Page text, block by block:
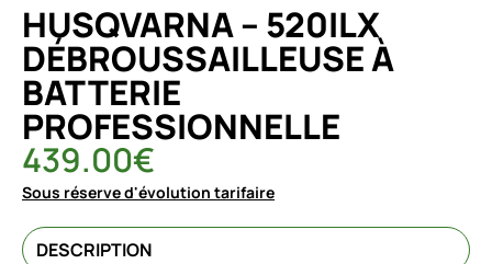
HUSQVARNA – 520ILX
DÉBROUSSAILLEUSE À
BATTERIE
PROFESSIONNELLE
439.00€
Sous réserve d'évolution tarifaire
DESCRIPTION